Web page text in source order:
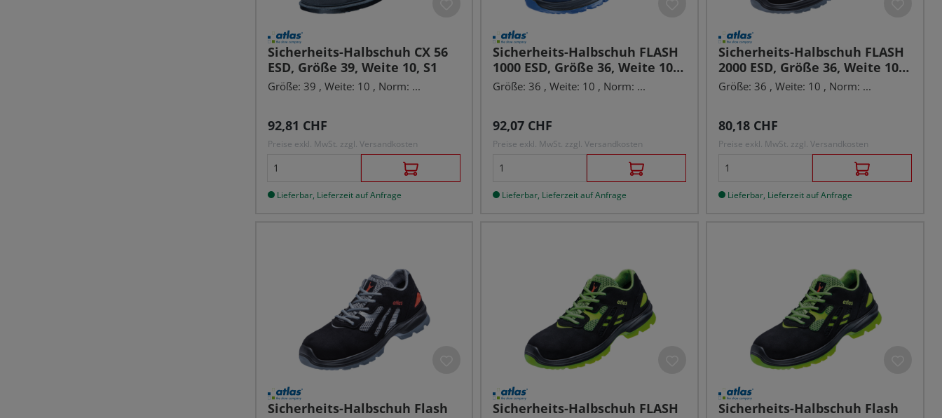
Sicherheits-Halbschuh CX 56
ESD, Größe 39, Weite 10, S1
Größe: 39 , Weite: 10 , Norm: ...
Regulärer Preis:
92,81 CHF
Preise exkl. MwSt. zzgl. Versandkosten
Lieferbar, Lieferzeit auf Anfrage
Sicherheits-Halbschuh FLASH
1000 ESD, Größe 36, Weite 10,
S1
Größe: 36 , Weite: 10 , Norm: ...
Regulärer Preis:
92,07 CHF
Preise exkl. MwSt. zzgl. Versandkosten
Lieferbar, Lieferzeit auf Anfrage
Sicherheits-Halbschuh FLASH
2000 ESD, Größe 36, Weite 10,
S1
Größe: 36 , Weite: 10 , Norm: ...
Regulärer Preis:
80,18 CHF
Preise exkl. MwSt. zzgl. Versandkosten
Lieferbar, Lieferzeit auf Anfrage
Sicherheits-Halbschuh Flash
Sicherheits-Halbschuh FLASH
Sicherheits-Halbschuh Flash